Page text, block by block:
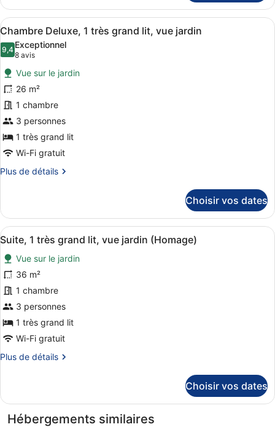
Garden
and
City
view)
le
type
de
chambre
Suite
Louise,
Garden
and
City
view)
Afficher
toutes
les
photos
pour
ce
type
de
chambre :
Chambre
Deluxe,
1
grand
lit,
vue
jardin
Une chambre d’hôtel avec un
21
Chambre Deluxe, 1 très grand lit, vue jardin
9,49,4 sur 10
Exceptionnel
8 avis
(8 avis)
Vue sur le jardin
26 m²
1 chambre
3 personnes
1 très grand lit
Wi-Fi gratuit
Plus de détails
Plus
le
type
de
chambre
Chambre
Deluxe,
très
grand
vue
jardin
Choisir vos dates
Afficher
toutes
les
photos
pour
ce
type
de
chambre :
Suite,
grand
lit,
Une chambre d’hôtel moderne
12
Suite, 1 très grand lit, vue jardin (Homage)
Vue sur le jardin
36 m²
1 chambre
3 personnes
1 très grand lit
Wi-Fi gratuit
Plus de détails
Plus
le
de
Choisir vos dates
Hébergements similaires